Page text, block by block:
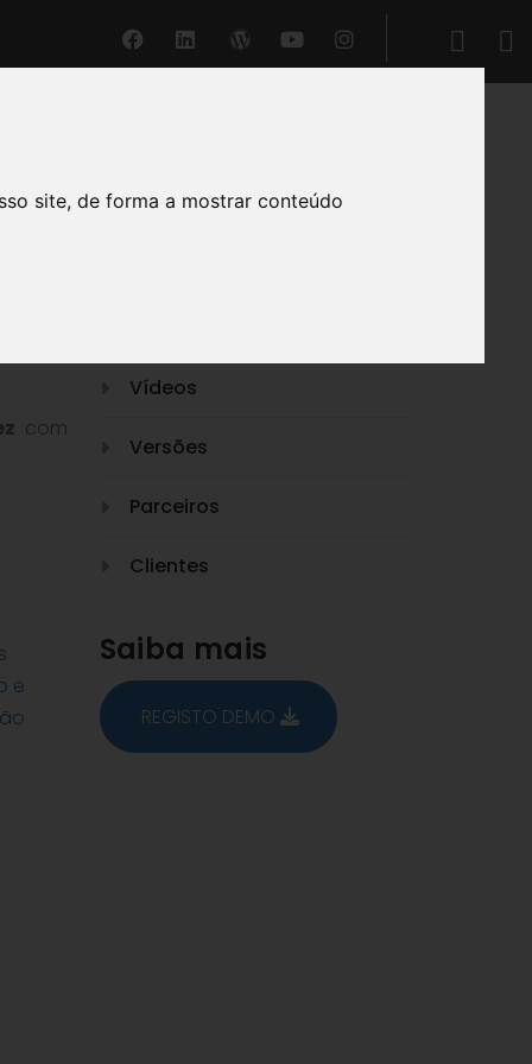
site, de forma a mostrar conteúdo
com
DEFIR®
Vídeos
Versões
Parceiros
Clientes
Saiba mais
REGISTO DEMO